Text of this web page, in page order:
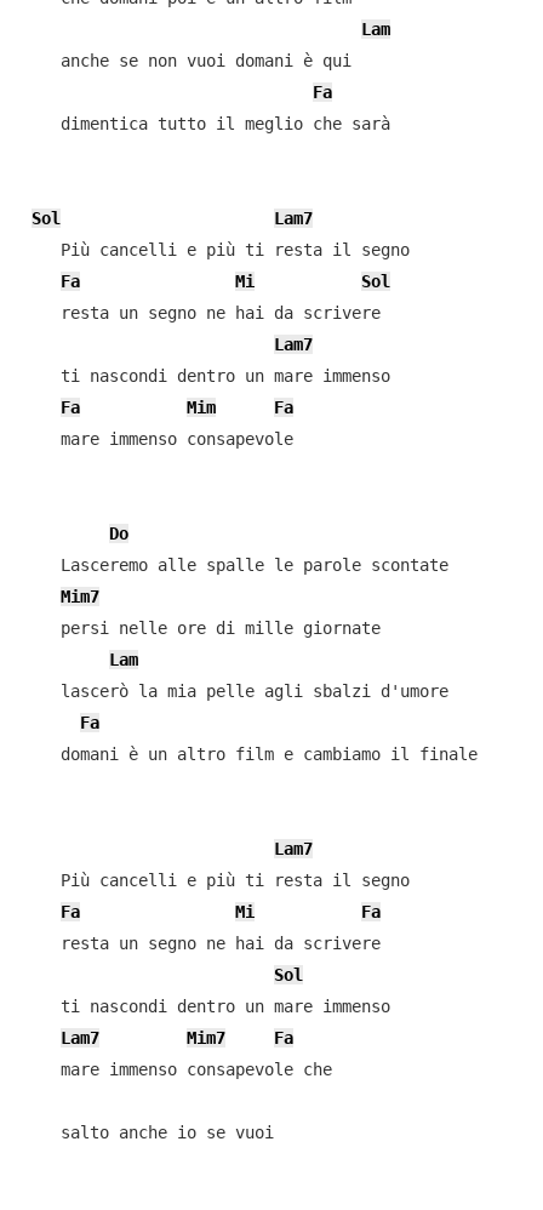
Lam
    anche se non vuoi domani è qui
Fa
    dimentica tutto il meglio che sarà
Sol
Lam7
    Più cancelli e più ti resta il segno
Fa
Mi
Sol
    resta un segno ne hai da scrivere
Lam7
    ti nascondi dentro un mare immenso
Fa
Mim
Fa
    mare immenso consapevole
Do
    Lasceremo alle spalle le parole scontate
Mim7
    persi nelle ore di mille giornate
Lam
    lascerò la mia pelle agli sbalzi d'umore
Fa
    domani è un altro film e cambiamo il finale
Lam7
    Più cancelli e più ti resta il segno
Fa
Mi
Fa
    resta un segno ne hai da scrivere
Sol
    ti nascondi dentro un mare immenso
Lam7
Mim7
Fa
    mare immenso consapevole che
    salto anche io se vuoi